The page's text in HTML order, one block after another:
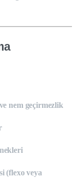
nem geçirmezlik
(flexo veya